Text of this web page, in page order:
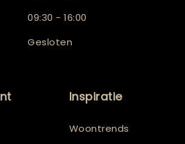
09:30 - 16:00
Gesloten
Inspiratie
Woontrends